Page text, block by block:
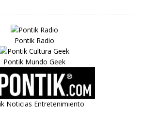
Pontik Radio
Pontik Mundo Geek
Noticias Entretenimiento